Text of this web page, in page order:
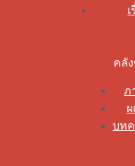
คลั
ภ
บท